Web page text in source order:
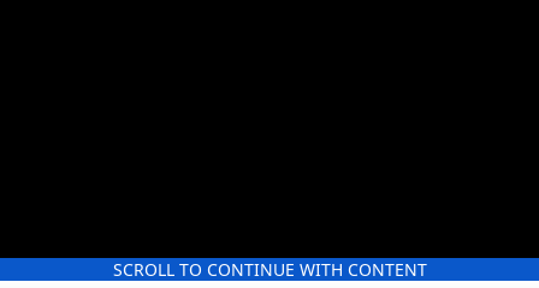
SCROLL TO CONTINUE WITH CONTENT